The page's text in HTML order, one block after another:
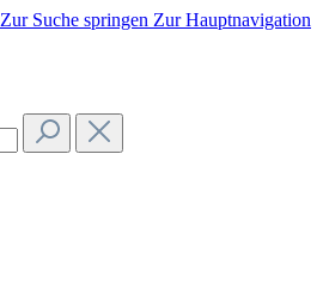
Zur Suche springen Zur Hauptnavigation